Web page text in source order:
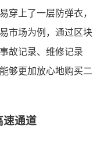
穿上了一层防弹衣，
市场为例，通过区块
故记录、维修记录
够更加放心地购买二
速通道